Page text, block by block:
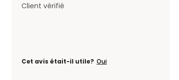
Client vérifié
Cet avis était-il utile? Oui